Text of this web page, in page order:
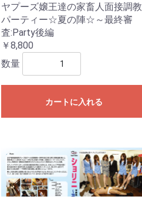
ヤプーズ嬢王達の家畜人面接調教
パーティー☆夏の陣☆～最終審
査:Party後編
￥8,800
数量
カートに入れる